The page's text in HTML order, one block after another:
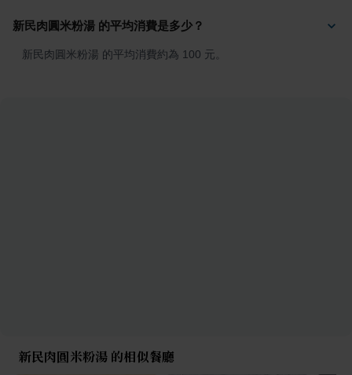
新民肉圓米粉湯 的平均消費是多少？
新民肉圓米粉湯 的平均消費約為 100 元。
新民肉圓米粉湯 的相似餐廳